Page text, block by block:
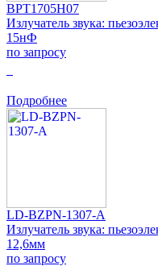
BPT1705H07
Излучатель звука:
15нФ
по запросу
Подробнее
LD-BZPN-1307-A
Излучатель звука:
12,6мм
по запросу